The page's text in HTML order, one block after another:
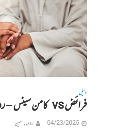
دلیل
فرائض vs کامن سینس – روبینہ یاسمین
04/23/2025 روبینہ یاسمین